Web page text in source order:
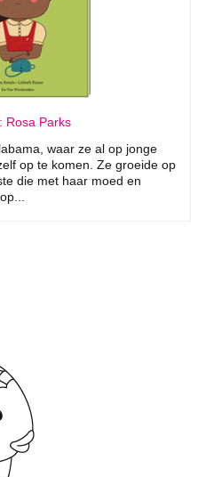
Rosa Parks
waar ze al op jonge
op te komen. Ze groeide op
die met haar moed en